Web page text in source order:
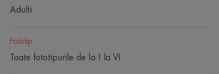
Adulti
Fototip
Toate fototipurile de la I la VI